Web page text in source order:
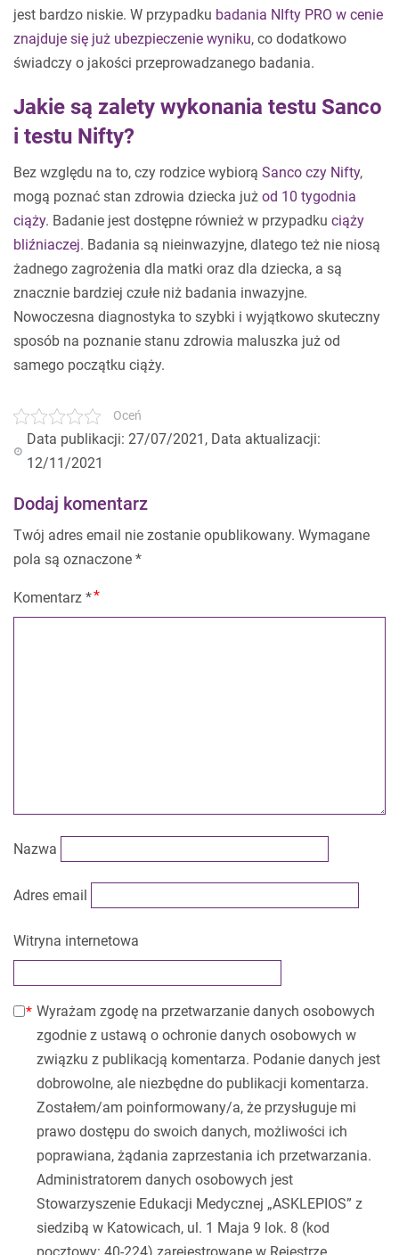
jest bardzo niskie. W przypadku badania NIfty PRO w cenie
znajduje się już ubezpieczenie wyniku, co dodatkowo
świadczy o jakości przeprowadzanego badania.
Jakie są zalety wykonania testu Sanco
i testu Nifty?
Bez względu na to, czy rodzice wybiorą Sanco czy Nifty,
mogą poznać stan zdrowia dziecka już od 10 tygodnia
ciąży. Badanie jest dostępne również w przypadku ciąży
bliźniaczej. Badania są nieinwazyjne, dlatego też nie niosą
żadnego zagrożenia dla matki oraz dla dziecka, a są
znacznie bardziej czułe niż badania inwazyjne.
Nowoczesna diagnostyka to szybki i wyjątkowo skuteczny
sposób na poznanie stanu zdrowia maluszka już od
samego początku ciąży.
Oceń
Data publikacji: 27/07/2021, Data aktualizacji:
12/11/2021
Dodaj komentarz
Twój adres email nie zostanie opublikowany. Wymagane
pola są oznaczone *
Komentarz *
Nazwa
Adres email
Witryna internetowa
Wyrażam zgodę na przetwarzanie danych osobowych
zgodnie z ustawą o ochronie danych osobowych w
związku z publikacją komentarza. Podanie danych jest
dobrowolne, ale niezbędne do publikacji komentarza.
Zostałem/am poinformowany/a, że przysługuje mi
prawo dostępu do swoich danych, możliwości ich
poprawiana, żądania zaprzestania ich przetwarzania.
Administratorem danych osobowych jest
Stowarzyszenie Edukacji Medycznej „ASKLEPIOS” z
siedzibą w Katowicach, ul. 1 Maja 9 lok. 8 (kod